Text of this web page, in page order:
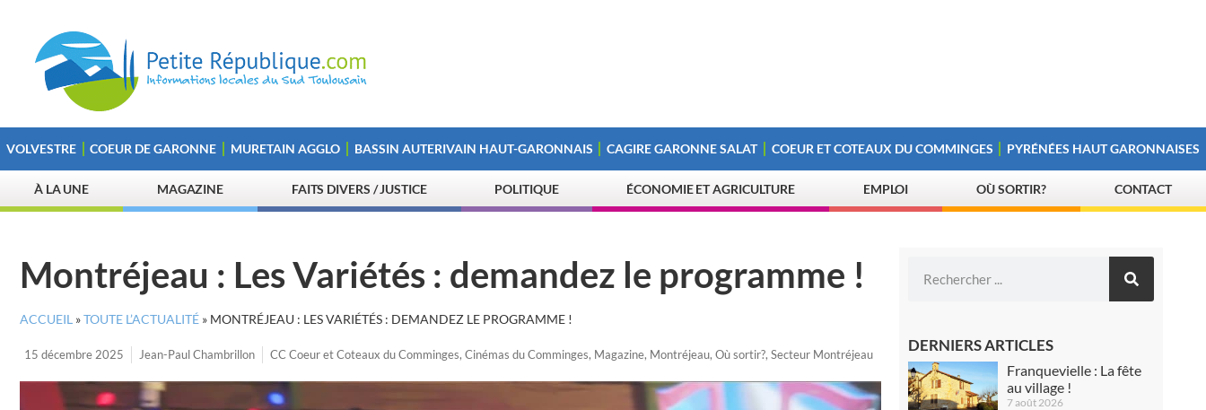
VOLVESTRE COEUR DE GARONNE MURETAIN AGGLO BASSIN AUTERIVAIN HAUT-GARONNAIS CAGIRE GARONNE SALAT COEUR ET COTEAUX DU COMMINGES PYRÉNÉES HAUT GARONNAISES
À LA UNE MAGAZINE FAITS DIVERS / JUSTICE POLITIQUE ÉCONOMIE ET AGRICULTURE EMPLOI OÙ SORTIR? CONTACT
Montréjeau : Les Variétés : demandez le programme !
ACCUEIL »TOUTE L’ACTUALITÉ » MONTRÉJEAU : LES VARIÉTÉS : DEMANDEZ LE PROGRAMME !
15 décembre 2025 Jean-Paul Chambrillon CC Coeur et Coteaux du Comminges, Cinémas du Comminges, Magazine, Montréjeau, Où sortir?, Secteur Montréjeau DERNIERS ARTICLES
Franquevielle : La fête
au village !
7 août 2026